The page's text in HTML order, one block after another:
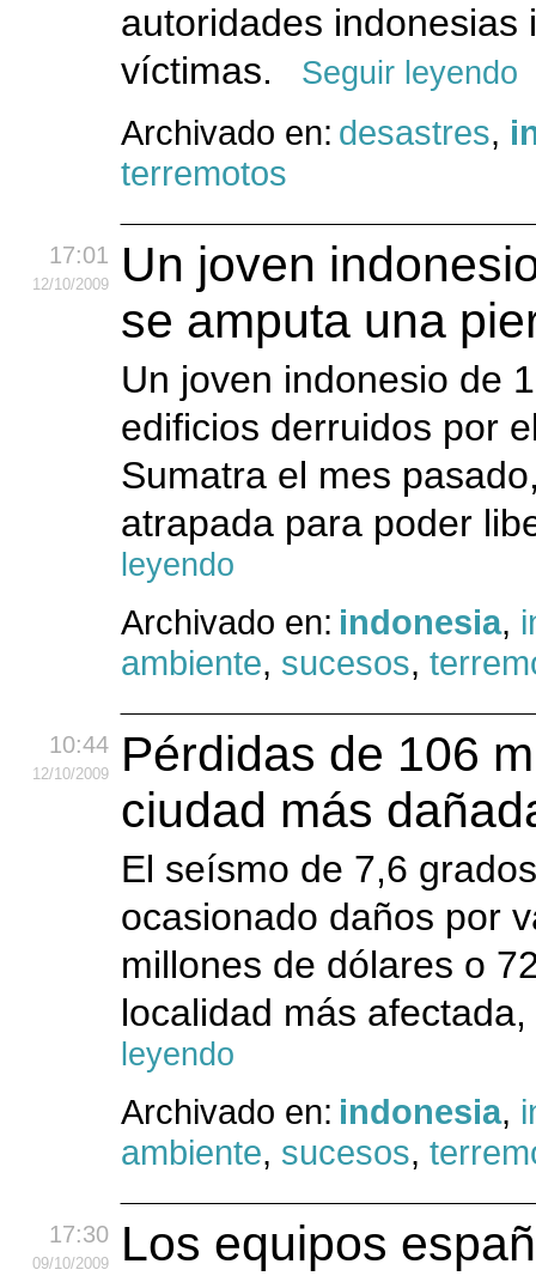
autoridades
víctimas.
Seguir leyendo
Archivado en: desastres,
terremotos
17:01
12/10/2009
Un joven
se amputa una
Un joven indonesio de
edificios derruidos por
Sumatra el mes
atrapada para poder
leyendo
Archivado en: indonesia,
ambiente, sucesos,
10:44
12/10/2009
Pérdidas de 106
ciudad más
El seísmo de 7,6
ocasionado daños por
millones de dólares o
localidad más
leyendo
Archivado en: indonesia,
ambiente, sucesos,
17:30
09/10/2009
Los equipos